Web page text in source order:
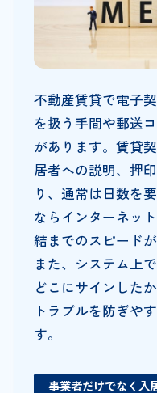
不動産賃貸で電子
を扱う手間や郵送
があります。賃貸
居者への説明、押
り、通常は日数を
ならインターネッ
結までのスピード
また、システム上
どこにサインした
トラブルを防ぎや
す。
事業者だけでなく入